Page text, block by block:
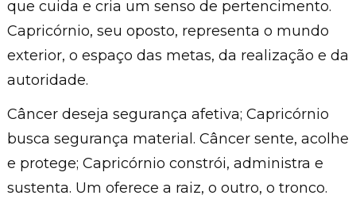
que cuida e cria um senso de pertencimento.
Capricórnio, seu oposto, representa o mundo
exterior, o espaço das metas, da realização e da
autoridade.
Câncer deseja segurança afetiva; Capricórnio
busca segurança material. Câncer sente, acolhe
e protege; Capricórnio constrói, administra e
sustenta. Um oferece a raiz, o outro, o tronco.